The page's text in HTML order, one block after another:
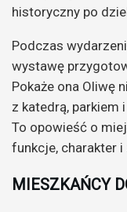
historyczny po
Podczas
wystawę
Pokaże ona Oliwę
z katedrą, parkiem
To opowieść o
funkcje, charakter i
MIESZKAŃCY